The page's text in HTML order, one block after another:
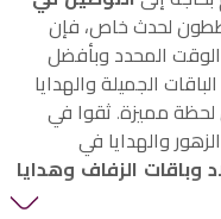
لحدث خاص، فإن
المحدد وبأفضل
الجميلة والهدايا
لحظة مميزة. ثقوا في
والهدايا في
وباقات الزفاف وهدايا